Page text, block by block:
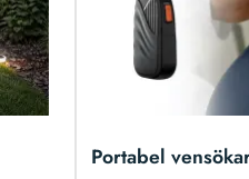
Portabel